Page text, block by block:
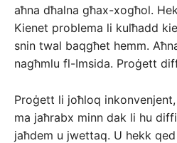
aħna dħalna għax-xogħol.
Kienet problema li kulħadd
snin twal baqgħet hemm.
nagħmlu fl-Imsida. Proġett
Proġett li joħloq
ma jaħrabx minn dak li hu
jaħdem u jwettaq. U hekk